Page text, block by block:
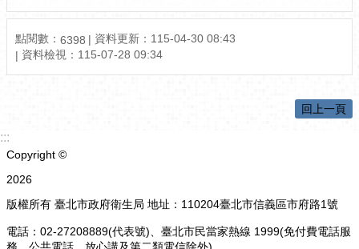
點閱數： 6398 資料更新： 115-04-30 08:43
資料檢視： 115-07-28 09:34
回上一頁
:::
Copyright ©
2026
版權所有 臺北市政府衛生局 地址：110204臺北市信義區市府路1號
電話：02-27208889(代表號)、臺北市民當家熱線 1999(免付費電話服
務，公共電話，放心講及第二類電信除外)